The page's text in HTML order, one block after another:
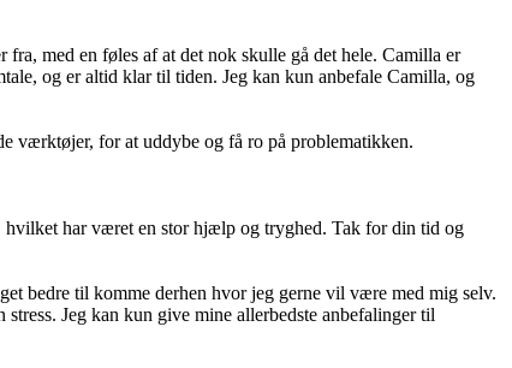
med en føles af at det nok skulle gå det hele. Camilla er
og er altid klar til tiden. Jeg kan kun anbefale Camilla, og
værktøjer, for at uddybe og få ro på problematikken.
har været en stor hjælp og tryghed. Tak for din tid og
bedre til komme derhen hvor jeg gerne vil være med mig selv.
Jeg kan kun give mine allerbedste anbefalinger til